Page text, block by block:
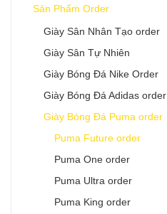
Sản Phẩm Order
Giày Sân Nhân Tạo order
Giày Sân Tự Nhiên
Giày Bóng Đá Nike Order
Giày Bóng Đá Adidas order
Giày Bóng Đá Puma order
Puma Future order
Puma One order
Puma Ultra order
Puma King order